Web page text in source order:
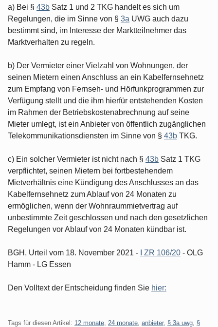
a) Bei § 43b Satz 1 und 2 TKG handelt es sich um
Regelungen, die im Sinne von § 3a UWG auch dazu
bestimmt sind, im Interesse der Marktteilnehmer das
Marktverhalten zu regeln.
b) Der Vermieter einer Vielzahl von Wohnungen, der
seinen Mietern einen Anschluss an ein Kabelfernsehnetz
zum Empfang von Fernseh- und Hörfunkprogrammen zur
Verfügung stellt und die ihm hierfür entstehenden Kosten
im Rahmen der Betriebskostenabrechnung auf seine
Mieter umlegt, ist ein Anbieter von öffentlich zugänglichen
Telekommunikationsdiensten im Sinne von § 43b TKG.
c) Ein solcher Vermieter ist nicht nach § 43b Satz 1 TKG
verpflichtet, seinen Mietern bei fortbestehendem
Mietverhältnis eine Kündigung des Anschlusses an das
Kabelfernsehnetz zum Ablauf von 24 Monaten zu
ermöglichen, wenn der Wohnraummietvertrag auf
unbestimmte Zeit geschlossen und nach den gesetzlichen
Regelungen vor Ablauf von 24 Monaten kündbar ist.
BGH, Urteil vom 18. November 2021 - I ZR 106/20 - OLG
Hamm - LG Essen
Den Volltext der Entscheidung finden Sie hier:
Tags für diesen Artikel: 12 monate 24 monate anbieter, § 3a uwg §